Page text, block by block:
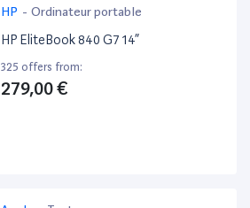
HP - Ordinateur portable
HP EliteBook 840 G7 14”
325 offers from:
279,00 €